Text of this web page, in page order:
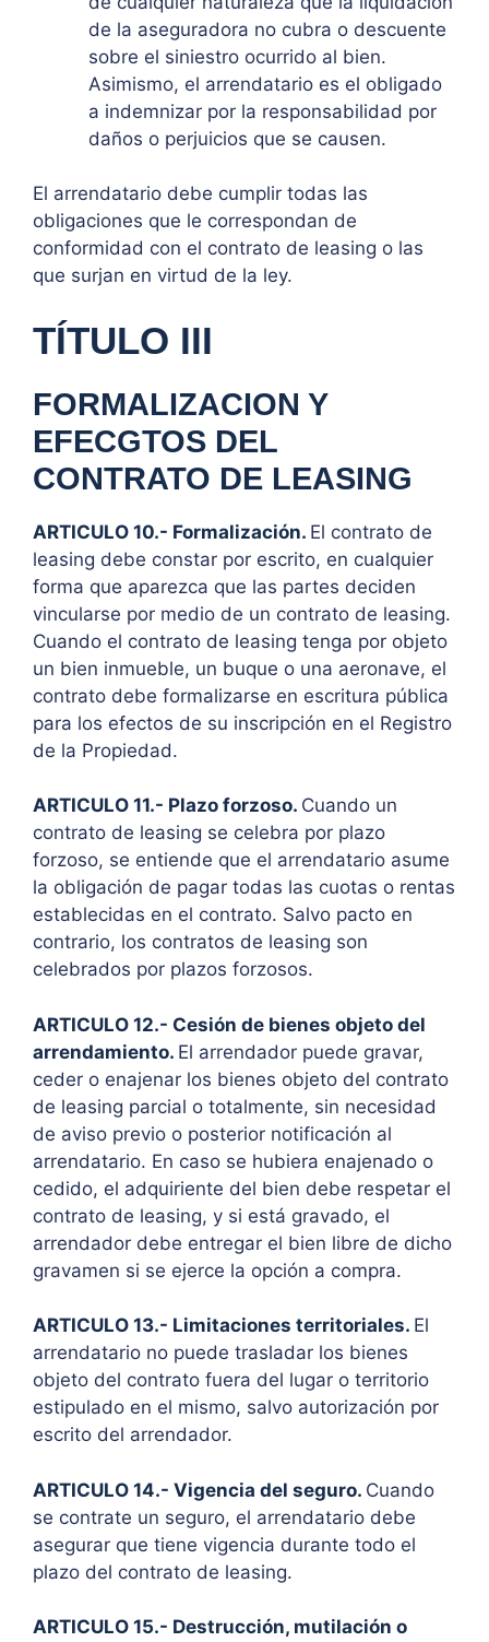
de la aseguradora no cubra o descuente
sobre el siniestro ocurrido al bien.
Asimismo, el arrendatario es el obligado
a indemnizar por la responsabilidad por
daños o perjuicios que se causen.
El arrendatario debe cumplir todas las
obligaciones que le correspondan de
conformidad con el contrato de leasing o las
que surjan en virtud de la ley.
TÍTULO III
FORMALIZACION Y
EFECGTOS DEL
CONTRATO DE LEASING
ARTICULO 10.- Formalización. El contrato de
leasing debe constar por escrito, en cualquier
forma que aparezca que las partes deciden
vincularse por medio de un contrato de leasing.
Cuando el contrato de leasing tenga por objeto
un bien inmueble, un buque o una aeronave, el
contrato debe formalizarse en escritura pública
para los efectos de su inscripción en el Registro
de la Propiedad.
ARTICULO 11.- Plazo forzoso. Cuando un
contrato de leasing se celebra por plazo
forzoso, se entiende que el arrendatario asume
la obligación de pagar todas las cuotas o rentas
establecidas en el contrato. Salvo pacto en
contrario, los contratos de leasing son
celebrados por plazos forzosos.
ARTICULO 12.- Cesión de bienes objeto del
arrendamiento. El arrendador puede gravar,
ceder o enajenar los bienes objeto del contrato
de leasing parcial o totalmente, sin necesidad
de aviso previo o posterior notificación al
arrendatario. En caso se hubiera enajenado o
cedido, el adquiriente del bien debe respetar el
contrato de leasing, y si está gravado, el
arrendador debe entregar el bien libre de dicho
gravamen si se ejerce la opción a compra.
ARTICULO 13.- Limitaciones territoriales. El
arrendatario no puede trasladar los bienes
objeto del contrato fuera del lugar o territorio
estipulado en el mismo, salvo autorización por
escrito del arrendador.
ARTICULO 14.- Vigencia del seguro. Cuando
se contrate un seguro, el arrendatario debe
asegurar que tiene vigencia durante todo el
plazo del contrato de leasing.
ARTICULO 15.- Destrucción, mutilación o